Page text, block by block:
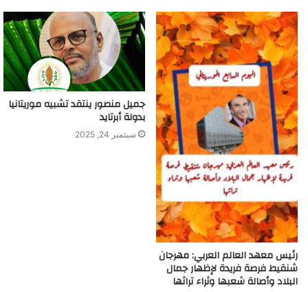
رئيس معهد العالم العربي: مهرجان
شنقيط فرصة فريدة لإظهار جمال
البلاد وأصالة شعبها وثراء تراثها
جميل منصور ينتقد تشبيه موريتانيا
بدولة أبرتايد
سبتمبر 24, 2025